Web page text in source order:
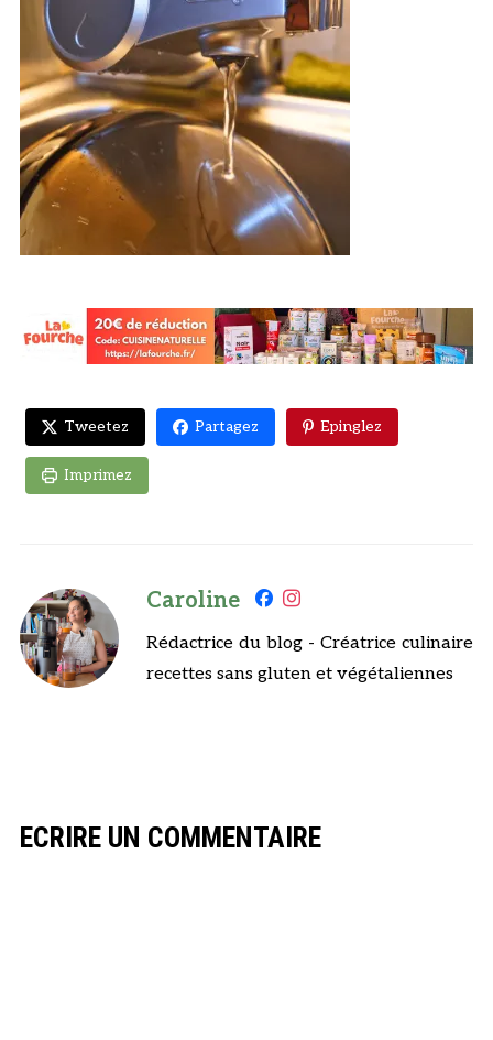
Tweetez Partagez Epinglez
Imprimez
Caroline
Rédactrice du blog - Créatrice culinaire
recettes sans gluten et végétaliennes
ECRIRE UN COMMENTAIRE